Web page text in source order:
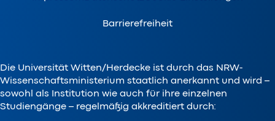
Barrierefreiheit
Die Universität Witten/Herdecke ist durch das NRW-
Wissenschaftsministerium staatlich anerkannt und wird –
sowohl als Institution wie auch für ihre einzelnen
Studiengänge – regelmäßig akkreditiert durch: